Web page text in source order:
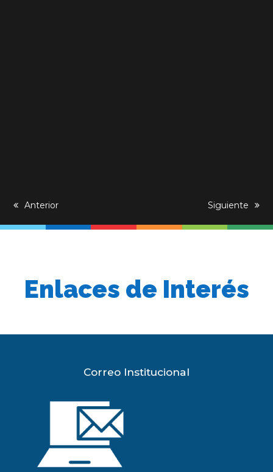
previous
Anterior
next
Siguiente
Enlaces de Interés
Correo Institucional